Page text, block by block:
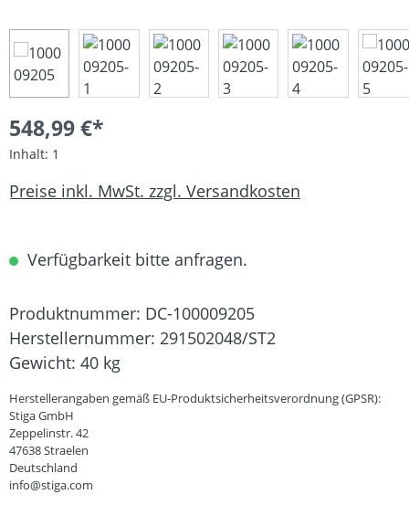
548,99 €*
Inhalt: 1
Preise inkl. MwSt. zzgl. Versandkosten
Verfügbarkeit bitte anfragen.
Produktnummer: DC-100009205
Herstellernummer: 291502048/ST2
Gewicht: 40 kg
Herstellerangaben gemäß EU-Produktsicherheitsverordnung (GPSR):
Stiga GmbH
Zeppelinstr. 42
47638 Straelen
Deutschland
info@stiga.com